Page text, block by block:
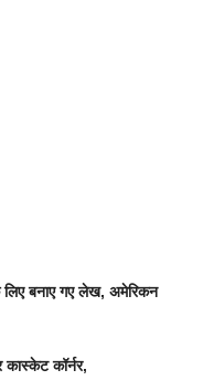
बनाए गए लेख, अमेरिकन
कॉर्नर,